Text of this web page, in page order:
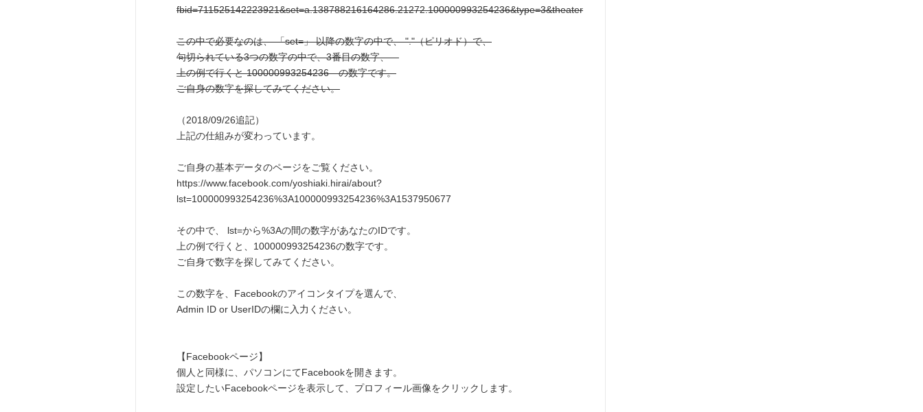
fbid=711525142223921&set=a.138788216164286.21272.100000993254236&type=3&theater
この中で必要なのは、 「set=」 以降の数字の中で、 "."（ピリオド）で、
句切られている3つの数字の中で、3番目の数字、
上の例で行くと 100000993254236 の数字です。
ご自身の数字を探してみてください。
（2018/09/26追記）
上記の仕組みが変わっています。
ご自身の基本データのページをご覧ください。
https://www.facebook.com/yoshiaki.hirai/about?
lst=100000993254236%3A100000993254236%3A1537950677
その中で、 lst=から%3Aの間の数字があなたのIDです。
上の例で行くと、100000993254236の数字です。
ご自身で数字を探してみてください。
この数字を、Facebookのアイコンタイプを選んで、
Admin ID or UserIDの欄に入力ください。
【Facebookページ】
個人と同様に、パソコンにてFacebookを開きます。
設定したいFacebookページを表示して、プロフィール画像をクリックします。